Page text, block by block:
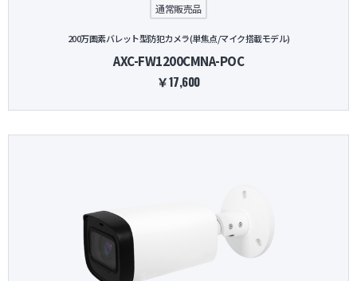
通常販売品
200万画素バレット型防犯カメラ(単焦点/マイク搭載モデル)
AXC-FW1200CMNA-POC
￥17,600